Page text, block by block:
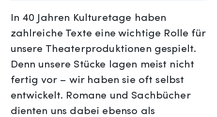
In 40 Jahren Kulturetage haben
zahlreiche Texte eine wichtige Rolle für
unsere Theaterproduktionen gespielt.
Denn unsere Stücke lagen meist nicht
fertig vor – wir haben sie oft selbst
entwickelt. Romane und Sachbücher
dienten uns dabei ebenso als